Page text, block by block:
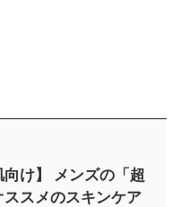
向け】 メンズの「超
スメのスキンケア